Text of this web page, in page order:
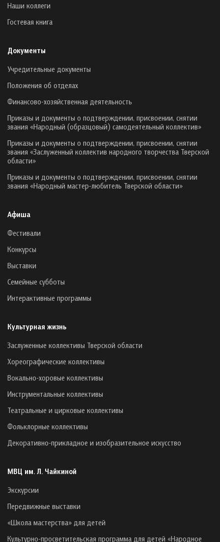
Наши коллеги
Гостевая книга
Документы
Учредительные документы
Положения об отделах
Финансово-хозяйственная деятельность
Приказы и документы о подтверждении, присвоении, снятии
звания «Народный (образцовый) самодеятельный коллектив»
Приказы и документы о подтверждении, присвоении, снятии
звания «Заслуженный коллектив народного творчества Тверской
области»
Приказы и документы о подтверждении, присвоении, снятии
звания «Народный мастер-любитель Тверской области»
Афиша
Фестивали
Конкурсы
Выставки
Семейные субботы
Интерактивные программы
Культурная жизнь
Заслуженные коллективы Тверской области
Хореографические коллективы
Вокально-хоровые коллективы
Инструментальные коллективы
Театральные и цирковые коллективы
Фольклорные коллективы
Декоративно-прикладное и изобразительное искусство
МВЦ им. Л. Чайкиной
Экскурсии
Передвижные выставки
«Школа мастерства» для детей
Культурно-просветительская программа для детей «Народное